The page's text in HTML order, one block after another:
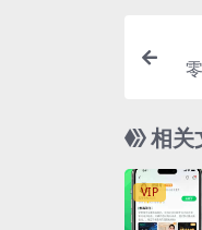
相关
VIP